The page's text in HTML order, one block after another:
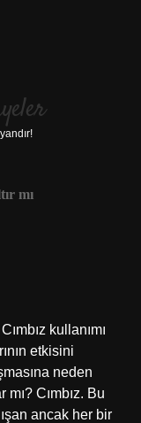
mı
kullanımı
etkisini
neden
mı? Cımbız. Bu
ancak her bir